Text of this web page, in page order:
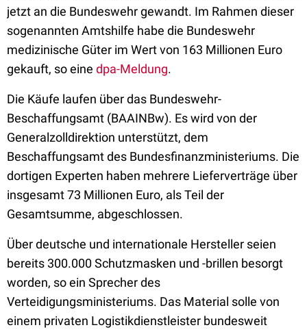
jetzt an die Bundeswehr gewandt. Im Rahmen dieser
sogenannten Amtshilfe habe die Bundeswehr
medizinische Güter im Wert von 163 Millionen Euro
gekauft, so eine dpa-Meldung.
Die Käufe laufen über das Bundeswehr-
Beschaffungsamt (BAAINBw). Es wird von der
Generalzolldirektion unterstützt, dem
Beschaffungsamt des Bundesfinanzministeriums. Die
dortigen Experten haben mehrere Lieferverträge über
insgesamt 73 Millionen Euro, als Teil der
Gesamtsumme, abgeschlossen.
Über deutsche und internationale Hersteller seien
bereits 300.000 Schutzmasken und -brillen besorgt
worden, so ein Sprecher des
Verteidigungsministeriums. Das Material solle von
einem privaten Logistikdienstleister bundesweit